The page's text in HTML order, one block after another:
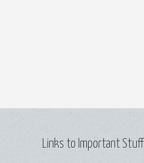
Links to Important Stuff